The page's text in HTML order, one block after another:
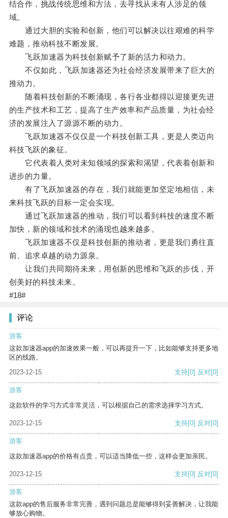
结合作，挑战传统思维和方法，去寻找从未有人涉足的领
域。
通过大胆的实验和创新，他们可以解决以往艰难的科学
难题，推动科技不断发展。
飞跃加速器为科技创新赋予了新的活力和动力。
不仅如此，飞跃加速器还为社会经济发展带来了巨大的
推动力。
随着科技创新的不断涌现，各行各业都得以迎接更先进
的生产技术和工艺，提高了生产效率和产品质量，为社会经
济的发展注入了源源不断的动力。
飞跃加速器不仅仅是一个科技创新工具，更是人类迈向
科技飞跃的象征。
它代表着人类对未知领域的探索和渴望，代表着创新和
进步的力量。
有了飞跃加速器的存在，我们就能更加坚定地相信，未
来科技飞跃的目标一定会实现。
通过飞跃加速器的推动，我们可以看到科技的速度不断
加快，新的领域和技术的涌现也越来越多。
飞跃加速器不仅是科技创新的推动者，更是我们勇往直
前、追求卓越的动力源泉。
让我们共同期待未来，用创新的思维和飞跃的步伐，开
创美好的科技未来。
#18#
评论
游客
这款加速器app的加速效果一般，可以再提升一下，比如能够支持更多地
区的线路。
2023-12-15
支持[0] 反对[0]
游客
这款软件的学习方式非常灵活，可以根据自己的需求选择学习方式。
2023-12-15 支持[0] 反对[0]
游客
这款加速器app的价格有点贵，可以适当降低一些，这样会更加亲民。
2023-12-15 支持[0] 反对[0]
游客
这款app的售后服务非常完善，遇到问题总是能够得到妥善解决，让我能
够放心购物。